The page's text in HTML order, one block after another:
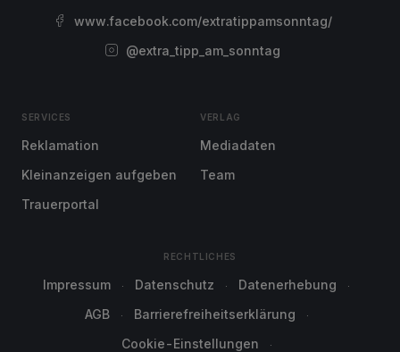
www.facebook.com/extratippamsonntag/
@extra_tipp_am_sonntag
SERVICES
Reklamation
Kleinanzeigen aufgeben
Trauerportal
VERLAG
Mediadaten
Team
RECHTLICHES
Impressum Datenschutz
Datenerhebung
AGB
Barrierefreiheitserklärung
Cookie-Einstellungen